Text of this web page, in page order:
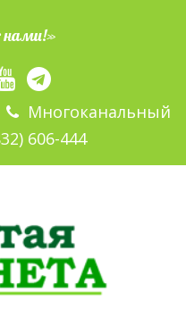
нами!»
Многоканальный
606-444